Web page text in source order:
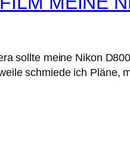
sollte meine Nikon D800
schmiede ich Pläne,